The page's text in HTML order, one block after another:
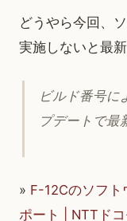
どうやら今回、
実施しないと最
ビルド番号に
プデートで最
» F-12Cのソフ
ポート | NTTド